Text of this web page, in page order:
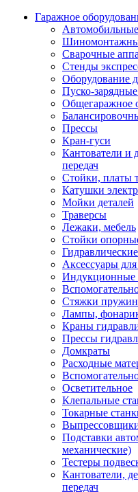
Гаражное
Сварочные
Стенды
Оборудование
Пуско-
Общегаражное
Прессы
Кран-гуси
Кантователи и
передач
Стойки, платы
Катушки
Мойки деталей
Траверсы
Лежаки, мебель
Стойки
Аксессуары для
Индукционные
Стяжки пружин
Лампы,
Краны
Прессы
Домкраты
Расходные
Осветительное
Клепальные
Токарные
Подставки
механические)
Тестеры
Кантователи,
передач